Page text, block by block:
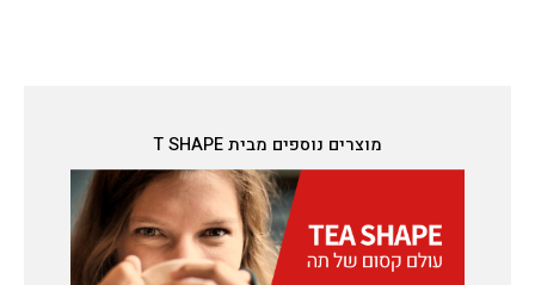
מוצרים נוספים מבית T SHAPE